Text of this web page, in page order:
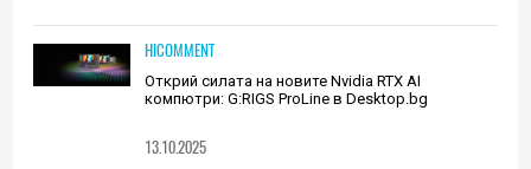
HICOMMENT
Открий силата на новите Nvidia RTX AI
компютри: G:RIGS ProLine в Desktop.bg
13.10.2025